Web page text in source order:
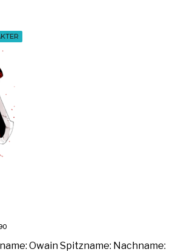
Owain Spitzname: Nachname: